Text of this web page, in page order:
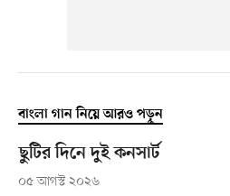
বাংলা গান নিয়ে আরও পড়ুন
ছুটির দিনে দুই কনসার্ট
০৫ আগস্ট ২০২৬